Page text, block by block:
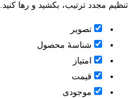
تنظیم مجدد ترتیب، بکشید و رها کنید.
تصویر
شناسۀ محصول
امتیاز
قيمت
موجودی